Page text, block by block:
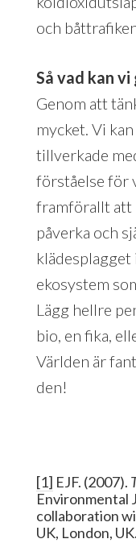
och
Så vad kan
Genom att
mycket. Vi
tillverkade
förståelse för
framförallt att
påverka och
ekosystem
Lägg hellre
bio, en fika,
Världen är
den!
[1] EJF. (2007).
Environmental
collaboration
UK, London, UK.